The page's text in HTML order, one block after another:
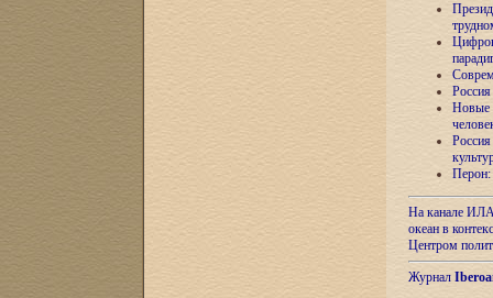
Новые
Перон:
На канале
океан в
Центром
Журнал